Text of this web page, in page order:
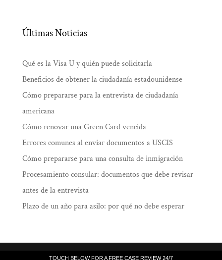
TOUCH BELOW FOR A FREE CASE REVIEW 24/7
Últimas Noticias
Qué es la Visa U y quién puede solicitarla
Beneficios de obtener la ciudadanía estadounidense
Cómo prepararse para la entrevista de ciudadanía
americana
Cómo renovar una Green Card vencida
Errores comunes al enviar documentos a USCIS
Cómo prepararse para una consulta de inmigración
Procesamiento consular: documentos que debe revisar
antes de la entrevista
Plazo de un año para asilo: por qué no debe esperar
TOUCH BELOW FOR A FREE CASE REVIEW 24/7